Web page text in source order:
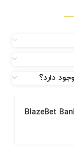
دارد؟
BlazeBet